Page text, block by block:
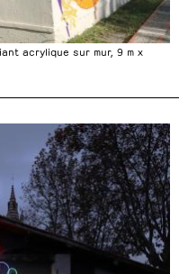
acrylique sur mur, 9 m x